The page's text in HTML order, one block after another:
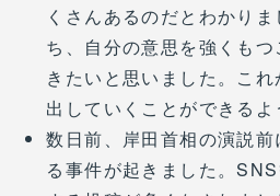
くさんあるのだとわかり
ち、自分の意思を強くも
きたいと思いました。こ
出していくことができるよ
数日前、岸田首相の演説
る事件が起きました。